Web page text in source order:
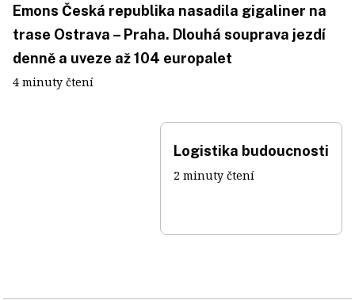
Emons Česká republika nasadila gigaliner na
trase Ostrava – Praha. Dlouhá souprava jezdí
denně a uveze až 104 europalet
4 minuty čtení
Logistika budoucnosti
2 minuty čtení